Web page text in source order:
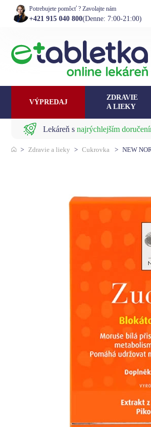
Potrebujete pomôcť ? Zavolajte nám
+421 915 040 800(Denne: 7:00-21:00)
VÝPREDAJ
ZDRAVIE
A LIEKY
Lekáreň snajrýchlejším
> Zdravie a lieky > Cukrovka > NEW